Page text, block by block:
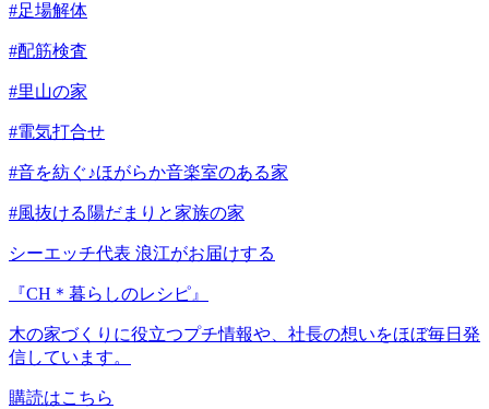
#足場解体
#配筋検査
#里山の家
#電気打合せ
#音を紡ぐ♪ほがらか音楽室のある家
#風抜ける陽だまりと家族の家
シーエッチ代表 浪江がお届けする
『CH＊暮らしのレシピ』
木の家づくりに役立つプチ情報や、社長の想いをほぼ毎日発
信しています。
購読はこちら